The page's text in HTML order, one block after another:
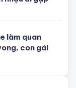
niên (áo
nhậu đi gặp
làm quan